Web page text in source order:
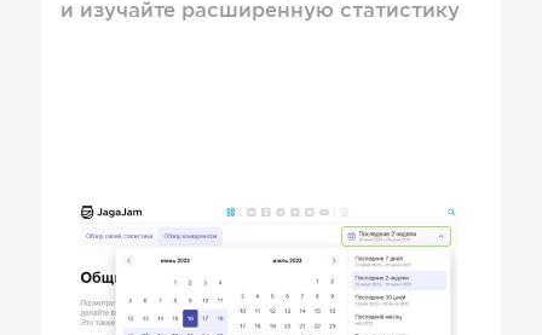
и изучайте расширенную статистику